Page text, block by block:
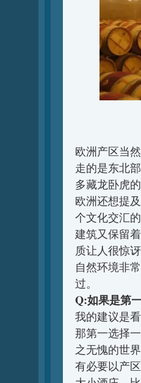
欧洲产区当
走的是东北
多藏龙卧虎
欧洲还想提
个文化交汇
建筑又保留
质让人很惊
自然环境非
过。
Q:如果是第
我的建议是
那第一选择
之无愧的世
有必要以产